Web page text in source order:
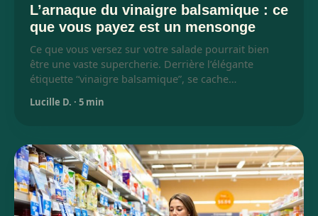
L’arnaque du vinaigre balsamique : ce
que vous payez est un mensonge
Ce que vous versez sur votre salade pourrait bien
être une vaste supercherie. Derrière l’élégante
étiquette “vinaigre balsamique”, se cache…
Lucille D. · 5 min